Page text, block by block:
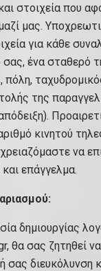
στοιχεία που
μας.
για κάθε
ένα σταθερό
πόλη,
της
κινητού
να
επάγγελμα.
δημιουργίας
θα σας ζητηθεί
σας διευκόλυνση